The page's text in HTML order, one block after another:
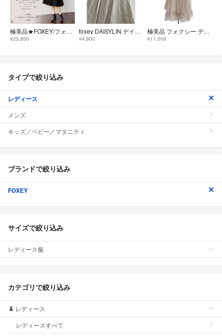
極美品★FOXEY/フォクシー ベルフレア 38 ブラック'21年9月掲載商品。
¥23,800
foxey DAISYLIN デイジーリン リネンスカート 38
¥4,800
極美品 フォクシー デイジーリン チュチュプリマドンナ チュールスカート L
¥11,000
タイプで絞り込み
レディース
メンズ
キッズ／ベビー／マタニティ
ブランドで絞り込み
FOXEY
サイズで絞り込み
レディース服
カテゴリで絞り込み
レディース
レディースすべて